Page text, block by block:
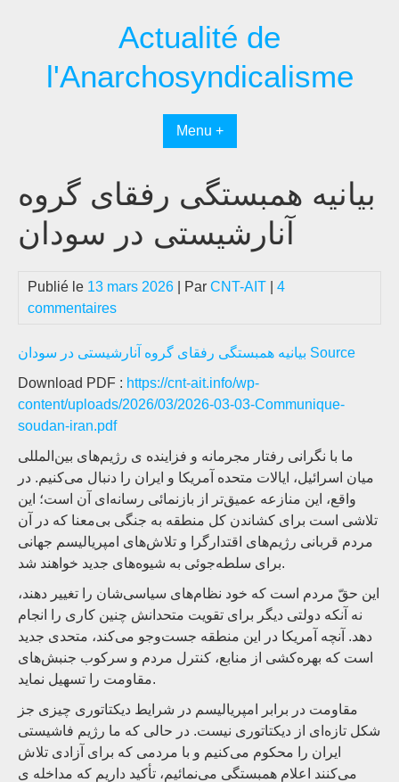
Actualité de
l'Anarchosyndicalisme
Menu +
بیانیه همبستگی رفقای گروه
آنارشیستی در سودان
Publié le 13 mars 2026 | Par CNT-AIT
4
commentaires
بیانیه همبستگی رفقای گروه آنارشیستی در سودان Source
Download PDF : https://cnt-ait.info/wp-
content/uploads/2026/03/2026-03-03-Communique-
soudan-iran.pdf
ما با نگرانی رفتار مجرمانه و فزاینده ی رژیم‌های بین‌المللی
میان اسرائیل، ایالات متحده آمریکا و ایران را دنبال می‌کنیم. در
واقع، این منازعه عمیق‌تر از بازنمائی رسانه‌ای آن است؛ این
تلاشی است برای کشاندن کل منطقه به جنگی بی‌معنا که در آن
مردم قربانی رژیم‌های اقتدارگرا و تلاش‌های امپریالیسم جهانی
برای سلطه‌جوئی به شیوه‌های جدید خواهند شد.
این حقّ مردم است که خود نظام‌های سیاسی‌شان را تغییر دهند،
نه آنکه دولتی دیگر برای تقویت متحدانش چنین کاری را انجام
دهد. آنچه آمریکا در این منطقه جست‌وجو می‌کند، متحدی جدید
است که بهره‌کشی از منابع، کنترل مردم و سرکوب جنبش‌های
مقاومت را تسهیل نماید.
مقاومت در برابر امپریالیسم در شرایط دیکتاتوری چیزی جز
شکل تازه‌ای از دیکتاتوری نیست. در حالی که ما رژیم فاشیستی
ایران را محکوم می‌کنیم و با مردمی که برای آزادی تلاش
می‌کنند اعلام همبستگی می‌نمائیم، تأکید داریم که مداخله ی